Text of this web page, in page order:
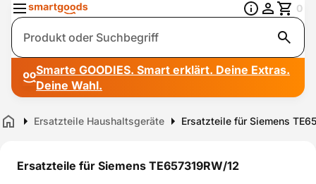
Suche
0
Smarte GOODIES. Smart erklärt. Deine Extras.
Deine Wahl.
Home Ersatzteile Haushaltsgeräte Ersatzteile für Siemens
Ersatzteile für Siemens TE657319RW/12